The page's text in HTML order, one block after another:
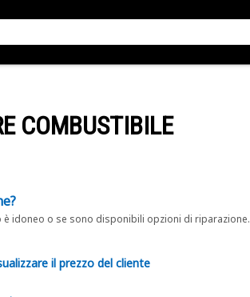
COMBUSTIBILE
idoneo o se sono disponibili opzioni di riparazione.
il prezzo del cliente